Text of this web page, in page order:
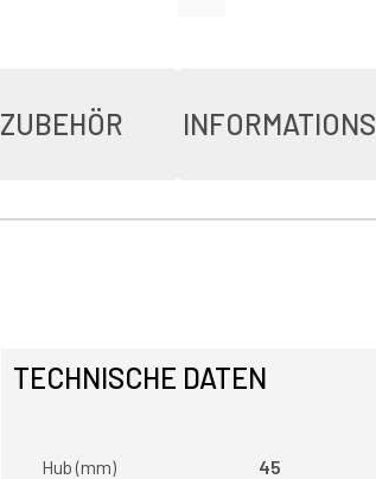
ZUBEHÖR
TECHNISCHE DATEN
Hub (mm) 45